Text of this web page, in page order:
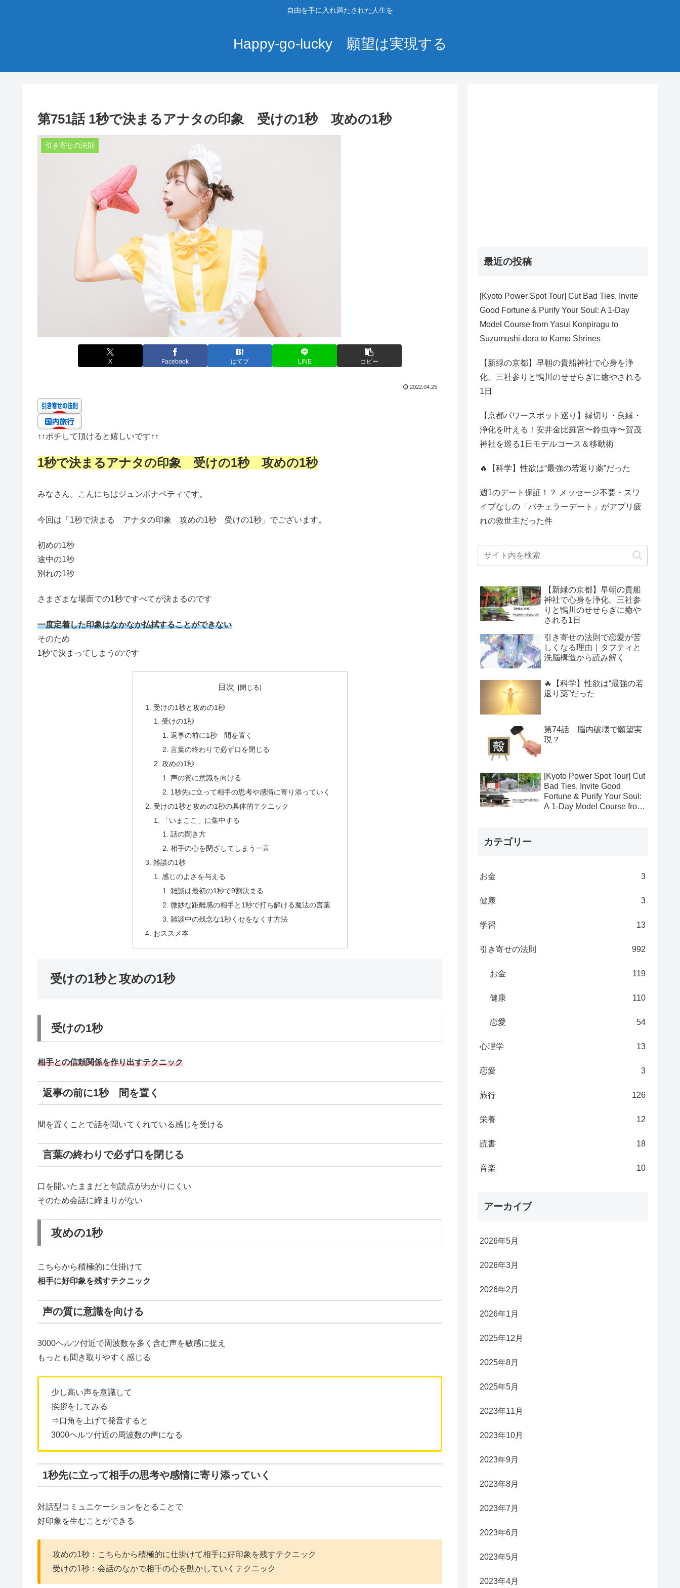
自由を手に入れ満たされた人生を
Happy-go-lucky 願望は実現する
第751話 1秒で決まるアナタの印象 受けの1秒 攻めの1秒
引き寄せの法則
X Facebook はてブ LINE コピー
2022.04.25
↑↑ポチして頂けると嬉しいです↑↑
1秒で決まるアナタの印象 受けの1秒 攻めの1秒
みなさん。こんにちはジュンボナペティです。
今回は「1秒で決まる アナタの印象 攻めの1秒 受けの1秒」でございます。
初めの1秒
途中の1秒
別れの1秒
さまざまな場面での1秒ですべてが決まるのです
一度定着した印象はなかなか払拭することができない
そのため
1秒で決まってしまうのです
目次
受けの1秒と攻めの1秒
受けの1秒
返事の前に1秒 間を置く
言葉の終わりで必ず口を閉じる
攻めの1秒
声の質に意識を向ける
1秒先に立って相手の思考や感情に寄り添っていく
受けの1秒と攻めの1秒の具体的テクニック
「いまここ」に集中する
話の聞き方
相手の心を閉ざしてしまう一言
雑談の1秒
感じのよさを与える
雑談は最初の1秒で9割決まる
微妙な距離感の相手と1秒で打ち解ける魔法の言葉
雑談中の残念な1秒くせをなくす方法
おススメ本
受けの1秒と攻めの1秒
受けの1秒
相手との信頼関係を作り出すテクニック
返事の前に1秒 間を置く
間を置くことで話を聞いてくれている感じを受ける
言葉の終わりで必ず口を閉じる
口を開いたままだと句読点がわかりにくい
そのため会話に締まりがない
攻めの1秒
こちらから積極的に仕掛けて
相手に好印象を残すテクニック
声の質に意識を向ける
3000ヘルツ付近で周波数を多く含む声を敏感に捉え
もっとも聞き取りやすく感じる
少し高い声を意識して
挨拶をしてみる
⇒口角を上げて発音すると
3000ヘルツ付近の周波数の声になる
1秒先に立って相手の思考や感情に寄り添っていく
対話型コミュニケーションをとることで
好印象を生むことができる
攻めの1秒：こちらから積極的に仕掛けて相手に好印象を残すテクニック
受けの1秒：会話のなかで相手の心を動かしていくテクニック
最近の投稿
[Kyoto Power Spot Tour] Cut Bad Ties, Invite
Good Fortune & Purify Your Soul: A 1-Day
Model Course from Yasui Konpiragu to
Suzumushi-dera to Kamo Shrines
【新緑の京都】早朝の貴船神社で心身を浄
化。三社参りと鴨川のせせらぎに癒やされる
1日
【京都パワースポット巡り】縁切り・良縁・
浄化を叶える！安井金比羅宮〜鈴虫寺〜賀茂
神社を巡る1日モデルコース＆移動術
🔥【科学】性欲は“最強の若返り薬”だった
週1のデート保証！？ メッセージ不要・スワ
イプなしの「バチェラーデート」がアプリ疲
れの救世主だった件
【新緑の京都】早朝の貴船
神社で心身を浄化。三社参
りと鴨川のせせらぎに癒や
される1日
引き寄せの法則で恋愛が苦
しくなる理由｜タフティと
洗脳構造から読み解く
🔥【科学】性欲は“最強の若
返り薬”だった
第74話 脳内破壊で願望実
現？
[Kyoto Power Spot Tour] Cut
Bad Ties, Invite Good
Fortune & Purify Your Soul:
A 1-Day Model Course from
カテゴリー
お金 3
健康 3
学習 13
引き寄せの法則 992
お金 119
健康 110
恋愛 54
心理学 13
恋愛 3
旅行 126
栄養 12
読書 18
音楽 10
アーカイブ
2026年5月
2026年3月
2026年2月
2026年1月
2025年12月
2025年8月
2025年5月
2023年11月
2023年10月
2023年9月
2023年8月
2023年7月
2023年6月
2023年5月
2023年4月